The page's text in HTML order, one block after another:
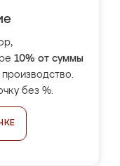
10% от суммы
без %.